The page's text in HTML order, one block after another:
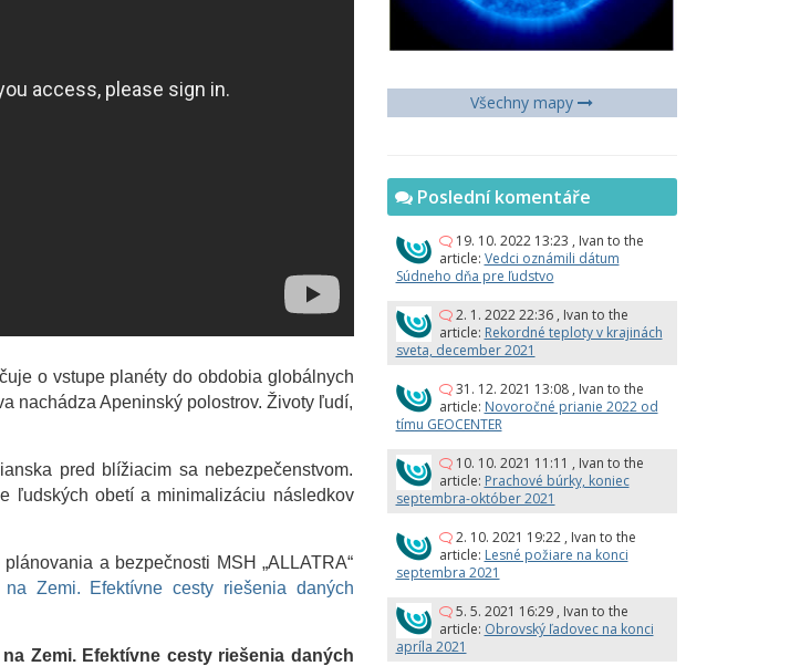
o vstupe planéty do obdobia globálnych
nachádza Apeninský polostrov. Životy ľudí,
pred blížiacim sa nebezpečenstvom.
ľudských obetí a minimalizáciu následkov
a bezpečnosti MSH „ALLATRA“
Zemi. Efektívne cesty riešenia daných
Zemi. Efektívne cesty riešenia daných
Všechny mapy
Poslední komentáře
19. 10. 2022 13:23 , Ivan to the
article: Vedci oznámili dátum
Súdneho dňa pre ľudstvo
2. 1. 2022 22:36 , Ivan to the
article: Rekordné teploty v krajinách
sveta, december 2021
31. 12. 2021 13:08 , Ivan to the
article: Novoročné prianie 2022 od
tímu GEOCENTER
10. 10. 2021 11:11 , Ivan to the
article: Prachové búrky, koniec
septembra-október 2021
2. 10. 2021 19:22 , Ivan to the
article: Lesné požiare na konci
septembra 2021
5. 5. 2021 16:29 , Ivan to the
article: Obrovský ľadovec na konci
apríla 2021